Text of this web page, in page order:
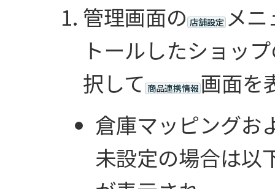
管理画面の 店舗設定 メ
トールしたショッ
択して 商品連携情報 画面を
倉庫マッピングお
未設定の場合は以